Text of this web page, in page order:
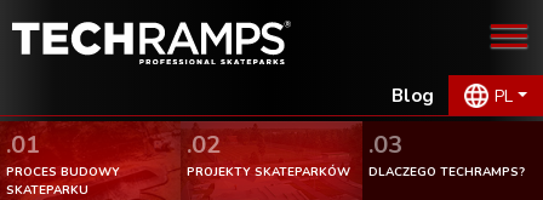
Blog PL
.01
PROCES BUDOWY
SKATEPARKU
.02
PROJEKTY SKATEPARKÓW
.03
DLACZEGO TECHRAMPS?